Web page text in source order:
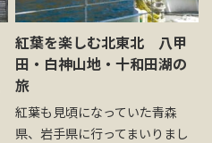
紅葉を楽しむ北東北 八甲
田・白神山地・十和田湖の
旅
紅葉も見頃になっていた青森
県、岩手県に行ってまいりまし